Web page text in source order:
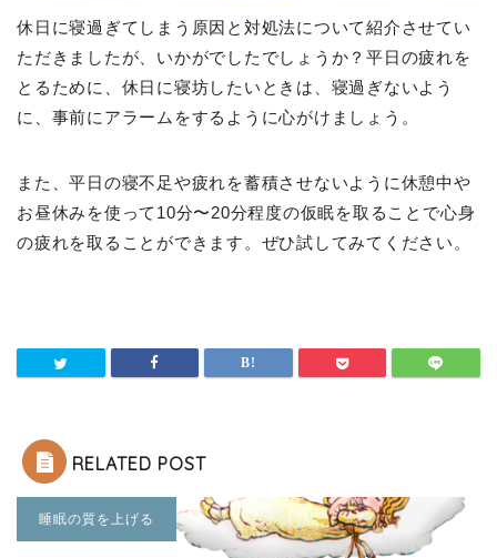
休日に寝過ぎてしまう原因と対処法について紹介させてい
ただきましたが、いかがでしたでしょうか？平日の疲れを
とるために、休日に寝坊したいときは、寝過ぎないよう
に、事前にアラームをするように心がけましょう。
また、平日の寝不足や疲れを蓄積させないように休憩中や
お昼休みを使って10分〜20分程度の仮眠を取ることで心身
の疲れを取ることができます。ぜひ試してみてください。
RELATED POST
睡眠の質を上げる